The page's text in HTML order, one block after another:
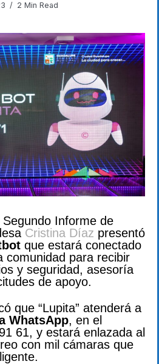
2 Min Read
Informe de
Cristina Díaz presentó
que estará conectado
comunidad para recibir
y seguridad, asesoría
de apoyo.
que “Lupita” atenderá a
WhatsApp, en el
61, y estará enlazada al
con mil cámaras que